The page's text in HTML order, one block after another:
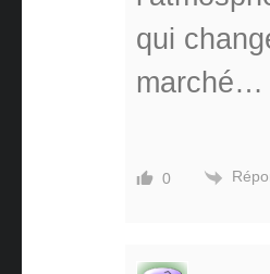
qui
marché…
0